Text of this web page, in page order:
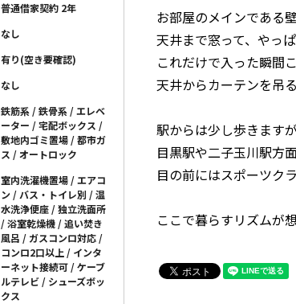
お部屋のメインである
天井まで窓って、やっ
これだけで入った瞬間
天井からカーテンを吊
駅からは少し歩きます
目黒駅や二子玉川駅方
目の前にはスポーツク
ここで暮らすリズムが
普通借家契約 2年
なし
有り(空き要確認)
なし
鉄筋系 / 鉄骨系 / エレベ
ーター / 宅配ボックス /
敷地内ゴミ置場 / 都市ガ
ス / オートロック
室内洗濯機置場 / エアコ
ン / バス・トイレ別 / 温
水洗浄便座 / 独立洗面所
/ 浴室乾燥機 / 追い焚き
風呂 / ガスコンロ対応 /
コンロ2口以上 / インタ
ーネット接続可 / ケーブ
ルテレビ / シューズボッ
クス